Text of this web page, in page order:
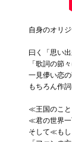
自身のオリ
曰く「思い
「歌詞の節
一見儚い恋
もちろん作
≪王国のこと
≪君の世界一
そして≪もし